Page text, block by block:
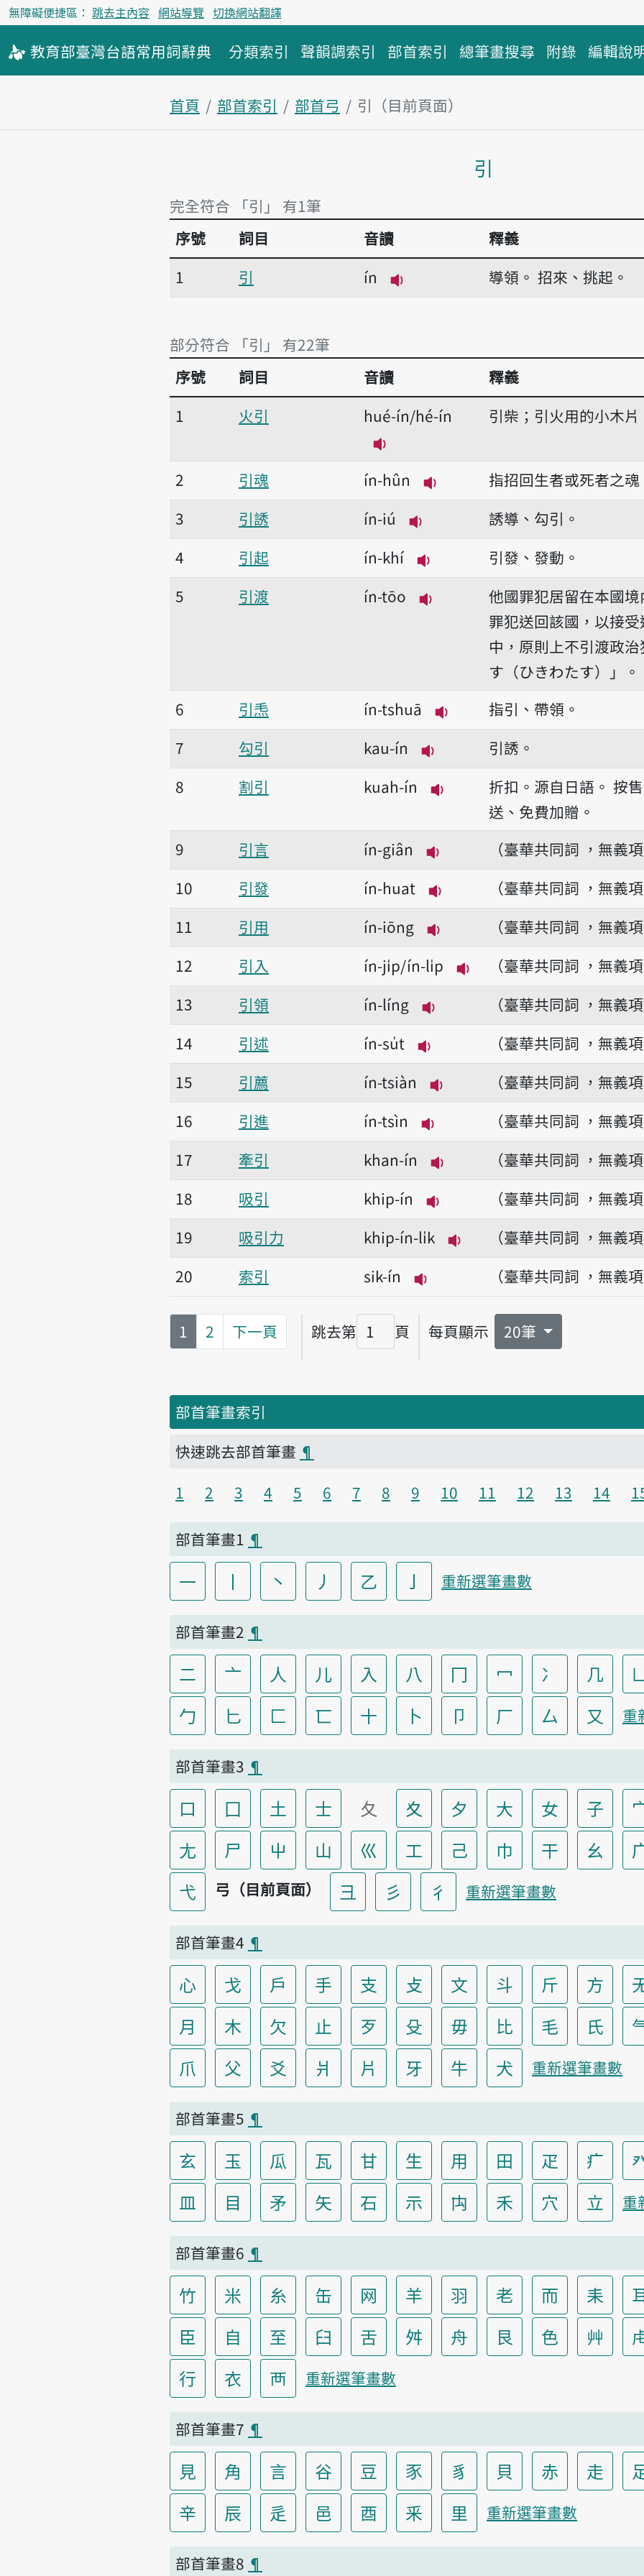
無障礙便捷區： 跳去主內容 網站導覽 切換網站翻譯
教育部臺灣台語常用詞辭典 分類索引 聲韻調索引 部首索引 總筆畫搜尋 附錄 編輯說
首頁 部首索引 部首弓
引（目前頁面）
引
完全符合 「引」 有1筆
完全符合 「引」 有1筆
序號 詞目 音讀
釋義
1
引
ín
播放音讀ín
導領。 招來、挑起。
部分符合 「引」 有22筆
部分符合 「引」 有22筆
序號 詞目 音讀
釋義
1
火引 hué-ín/hé-ín
播放音讀hué-ín/hé-ín
引柴；引火用的小木
2 引魂
ín-hûn
播放音讀ín-hûn
指招回生者或死者之魂
3
引誘
ín-iú
播放音讀ín-iú
誘導、勾引。
4
引起
ín-khí
播放音讀ín-khí
引發、發動。
5
引渡
ín-tōo
播放音讀ín-tōo
他國罪犯居留在本國
罪犯送回該國，以接
中，原則上不引渡政
す（ひきわたす）」。
6
引𤆬
ín-tshuā
播放音讀ín-tshuā
指引、帶領。
7
勾引
kau-ín
播放音讀kau-ín
引誘。
8
割引
kuah-ín
播放音讀kuah-ín
折扣。源自日語。 按
送、免費加贈。
9
引言
ín-giân
播放音讀ín-giân
（臺華共同詞 ，無義項
10
引發
ín-huat
播放音讀ín-huat
（臺華共同詞 ，無義項
11
引用
ín-iōng
播放音讀ín-iōng
（臺華共同詞 ，無義項
12
引入
ín-ji̍p/ín-li̍p
播放音讀ín-ji̍p/ín-li̍p
（臺華共同詞 ，無義項
13
引領
ín-líng
播放音讀ín-líng
（臺華共同詞 ，無義項
14
引述
ín-su̍t
播放音讀ín-su̍t
（臺華共同詞 ，無義項
15
引薦
ín-tsiàn
播放音讀ín-tsiàn
（臺華共同詞 ，無義項
16
引進
ín-tsìn
播放音讀ín-tsìn
（臺華共同詞 ，無義項
17
牽引
khan-ín
播放音讀khan-ín
（臺華共同詞 ，無義項
18
吸引
khip-ín
播放音讀khip-ín
（臺華共同詞 ，無義項
19
吸引力
khip-ín-li̍k
播放音讀khip-ín-li̍k
（臺華共同詞 ，無義項
20
索引
sik-ín
播放音讀sik-ín
（臺華共同詞 ，無義項
第
1 2 下一頁 跳去第
頁碼
頁 每頁顯示 20筆
部首筆畫索引
快速跳去部首筆畫 ¶
1
2 3 4 5 6 7 8 9 10 11 12 13 14
部首筆畫1 ¶
一 丨 丶 丿 乙 亅 重新選筆畫數
部首筆畫2 ¶
二 亠 人 儿 入 八 冂 冖 冫 几
勹
匕 匚 匸 十 卜 卩 厂 厶 又 重
部首筆畫3 ¶
口 囗 土 士 夂 夊 夕 大 女 子
尢
尸 屮 山 巛 工 己 巾 干 幺
弋
弓（目前頁面） 彐 彡 彳 重新選筆畫數
部首筆畫4 ¶
心 戈 戶 手 支 攴 文 斗 斤 方
月
木 欠 止 歹 殳 毋 比 毛 氏
爪
父 爻 爿 片 牙 牛 犬 重新選筆畫數
部首筆畫5 ¶
玄 玉 瓜 瓦 甘 生 用 田 疋 疒
皿
目 矛 矢 石 示 禸 禾 穴 立 重
部首筆畫6 ¶
竹 米 糸 缶 网 羊 羽 老 而 耒
臣
自 至 臼 舌 舛 舟 艮 色 艸
行
衣 襾 重新選筆畫數
部首筆畫7 ¶
見 角 言 谷 豆 豕 豸 貝 赤 走
辛
辰 辵 邑 酉 釆 里 重新選筆畫數
部首筆畫8 ¶